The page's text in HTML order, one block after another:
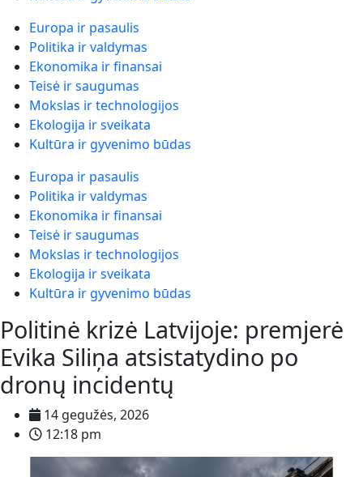
Europa ir pasaulis
Politika ir valdymas
Ekonomika ir finansai
Teisė ir saugumas
Mokslas ir technologijos
Ekologija ir sveikata
Kultūra ir gyvenimo būdas
Europa ir pasaulis
Politika ir valdymas
Ekonomika ir finansai
Teisė ir saugumas
Mokslas ir technologijos
Ekologija ir sveikata
Kultūra ir gyvenimo būdas
Politinė krizė Latvijoje: premjerė
Evika Siliņa atsistatydino po
dronų incidentų
14 gegužės, 2026
12:18 pm